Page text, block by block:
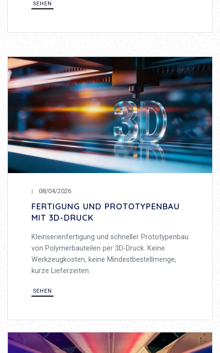
SEHEN
08/04/2026
FERTIGUNG UND PROTOTYPENBAU
MIT 3D-DRUCK
Kleinserienfertigung und schneller Prototypenbau
von Polymerbauteilen per 3D-Druck. Keine
Werkzeugkosten, keine Mindestbestellmenge,
kurze Lieferzeiten.
SEHEN